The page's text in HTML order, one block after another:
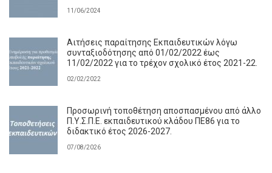
11/06/2024
Αιτήσεις παραίτησης Εκπαιδευτικών λόγω
συνταξιοδότησης από 01/02/2022 έως
11/02/2022 για το τρέχον σχολικό έτος 2021-22.
02/02/2022
Προσωρινή τοποθέτηση αποσπασμένου από άλλο
Π.Υ.Σ.Π.Ε. εκπαιδευτικού κλάδου ΠΕ86 για το
διδακτικό έτος 2026-2027.
07/08/2026